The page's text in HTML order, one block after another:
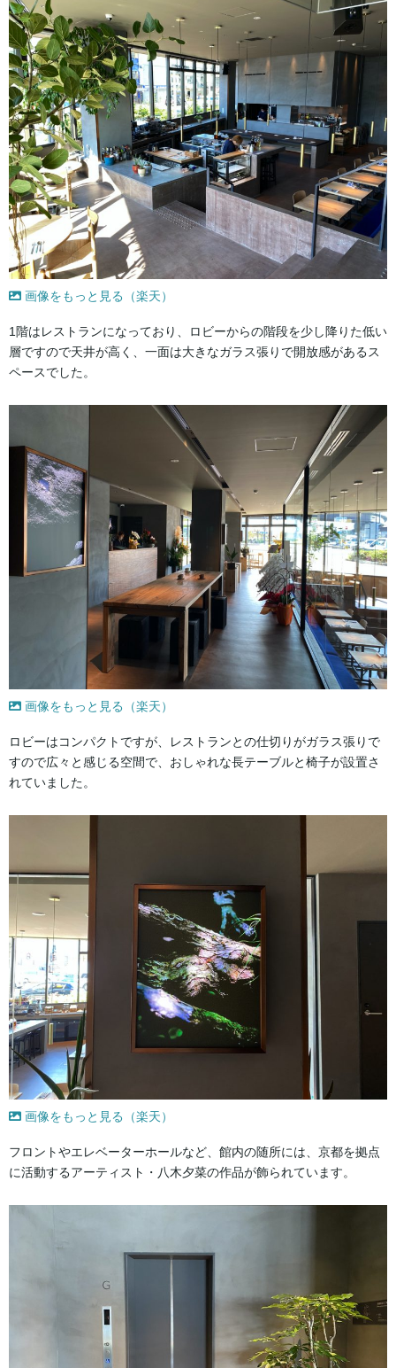
画像をもっと見る（楽天）
1階はレストランになっており、ロビーからの階段を少し降りた低い
層ですので天井が高く、一面は大きなガラス張りで開放感があるス
ペースでした。
画像をもっと見る（楽天）
ロビーはコンパクトですが、レストランとの仕切りがガラス張りで
すので広々と感じる空間で、おしゃれな長テーブルと椅子が設置さ
れていました。
画像をもっと見る（楽天）
フロントやエレベーターホールなど、館内の随所には、京都を拠点
に活動するアーティスト・八木夕菜の作品が飾られています。